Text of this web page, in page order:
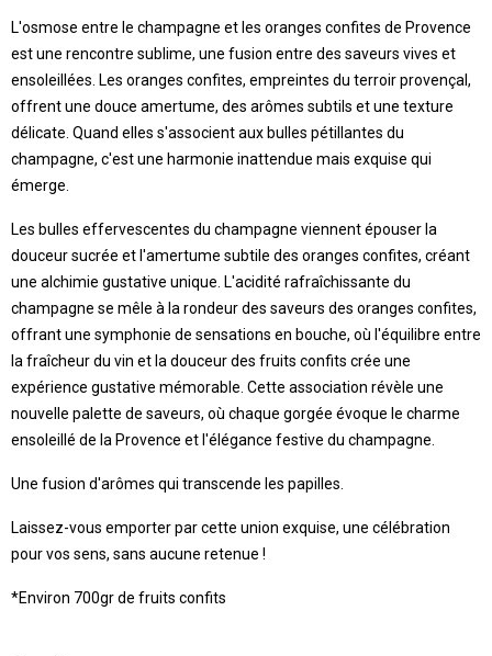
L'osmose entre le champagne et les oranges confites de Provence
est une rencontre sublime, une fusion entre des saveurs vives et
ensoleillées. Les oranges confites, empreintes du terroir provençal,
offrent une douce amertume, des arômes subtils et une texture
délicate. Quand elles s'associent aux bulles pétillantes du
champagne, c'est une harmonie inattendue mais exquise qui
émerge.
Les bulles effervescentes du champagne viennent épouser la
douceur sucrée et l'amertume subtile des oranges confites, créant
une alchimie gustative unique. L'acidité rafraîchissante du
champagne se mêle à la rondeur des saveurs des oranges confites,
offrant une symphonie de sensations en bouche, où l'équilibre entre
la fraîcheur du vin et la douceur des fruits confits crée une
expérience gustative mémorable. Cette association révèle une
nouvelle palette de saveurs, où chaque gorgée évoque le charme
ensoleillé de la Provence et l'élégance festive du champagne.
Une fusion d'arômes qui transcende les papilles.
Laissez-vous emporter par cette union exquise, une célébration
pour vos sens, sans aucune retenue !
*Environ 700gr de fruits confits